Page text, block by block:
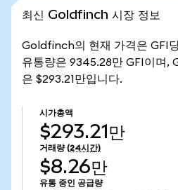
최신 Goldfinch 시장 정보
Goldfinch의 현재 가격은 GFI
유통량은 9345.28만 GFI이며,
은 $293.21만입니다.
시가총액
$293.21만
거래량 (24시간)
$8.26만
유통 중인 공급량